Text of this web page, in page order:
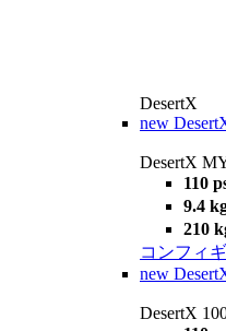
DesertX
new
DesertX
110
9.4
210
コンフィ
new
DesertX